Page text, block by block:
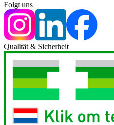
Folgt uns
Qualität & Sicherheit